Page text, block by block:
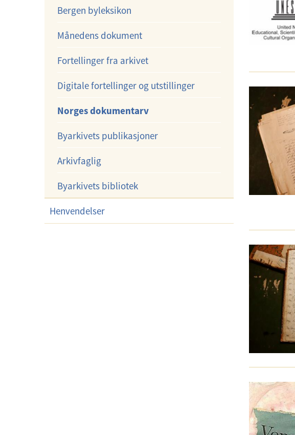
Bergen byleksikon
Månedens dokument
Fortellinger fra arkivet
Digitale fortellinger og utstillinger
Norges dokumentarv
Byarkivets publikasjoner
Arkivfaglig
Byarkivets bibliotek
Henvendelser